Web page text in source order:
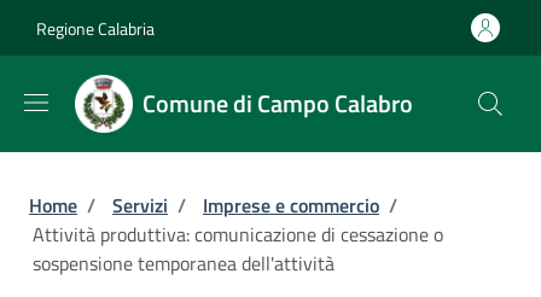
Regione Calabria
Comune di Campo Calabro
Briciole di pane
Home / Servizi / Imprese e commercio /
Attività produttiva: comunicazione di cessazione o
sospensione temporanea dell'attività